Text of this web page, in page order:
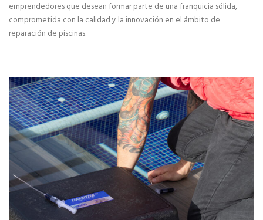
Cómo elegir una franquicia
Asesoria legal para franquiciados
Estudio de Zona
Financiación para franquiciados
Servicio Local Llave en Mano
emprendedores que desean formar parte de una franquicia sólida,
comprometida con la calidad y la innovación en el ámbito de
reparación de piscinas.